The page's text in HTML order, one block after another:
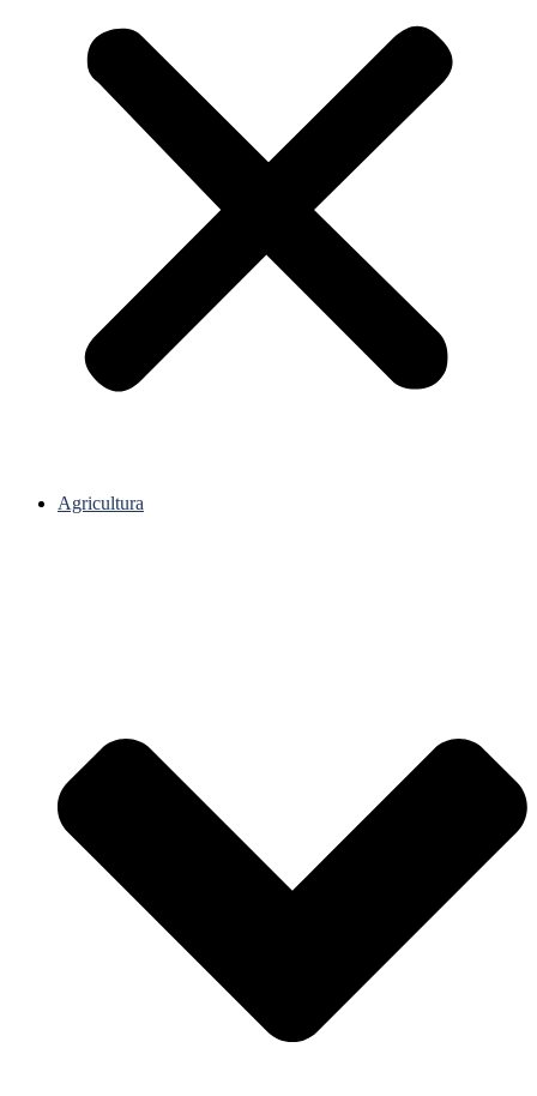
Agricultura